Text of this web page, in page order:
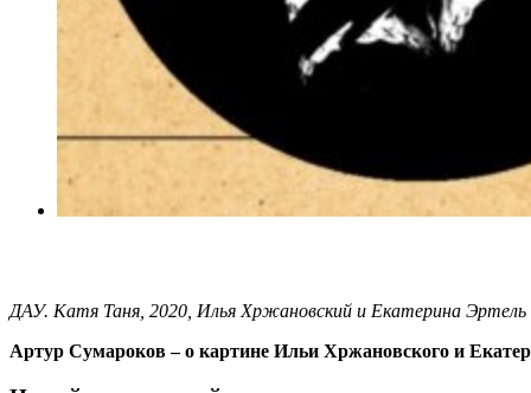
ДАУ. Катя Таня, 2020, Илья Хржановский и Екатерина Эртель
Артур Сумароков – о картине Ильи Хржановского и